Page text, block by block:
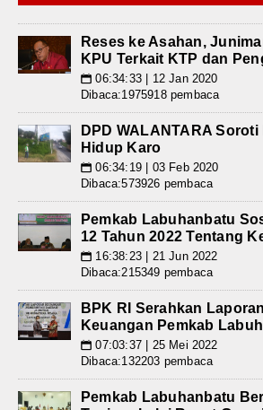
Reses ke Asahan,
KPU Terkait KTP dan
📅 06:34:33 | 12 Jan 2020
Dibaca:1975918 pembaca
DPD WALANTARA
Hidup Karo
📅 06:34:19 | 03 Feb 2020
Dibaca:573926 pembaca
Pemkab Labuhanbatu
12 Tahun 2022 Tentang
📅 16:38:23 | 21 Jun 2022
Dibaca:215349 pembaca
BPK RI Serahkan
Keuangan Pemkab
📅 07:03:37 | 25 Mei 2022
Dibaca:132203 pembaca
Pemkab Labuhanbatu